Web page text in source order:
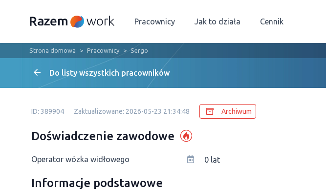
Pracownicy Jak to działa Cennik
Strona domowa Pracownicy Sergo
Do listy wszystkich pracowników
ID: 389904 Zaktualizowane: 2026-05-23 21:34:48 Archiwum
Doświadczenie zawodowe
Operator wózka widłowego 0 lat
Informacje podstawowe